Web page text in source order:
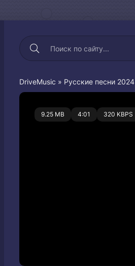
DriveMusic » Русские песни 2024
9.25 MB 4:01 320 KBPS
0 0